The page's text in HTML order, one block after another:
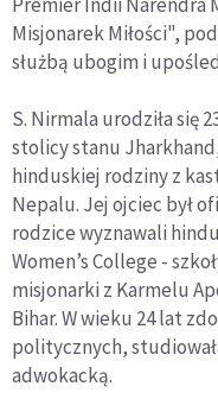
Misjonarek Miłości",
służbą ubogim i
S. Nirmala urodziła się
stolicy stanu
hinduskiej rodziny z
Nepalu. Jej ojciec był
rodzice wyznawali
Women’s College -
misjonarki z Karmelu
Bihar. W wieku 24 lat
politycznych,
adwokacką.